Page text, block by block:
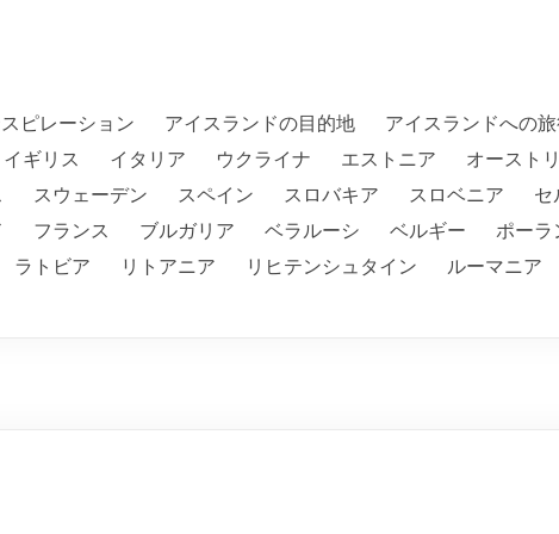
ピレーション アイスランドの目的地 アイスランドへの
イギリス イタリア ウクライナ エストニア オースト
スウェーデン スペイン スロバキア スロベニア セ
フランス ブルガリア ベラルーシ ベルギー ポーラ
ラトビア リトアニア リヒテンシュタイン ルーマニア